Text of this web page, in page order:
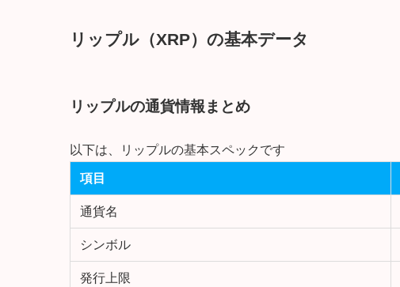
リップル（XRP）の基本データ
リップルの通貨情報まとめ
以下は、リップルの基本スペックです
項目
通貨名
シンボル
発行上限